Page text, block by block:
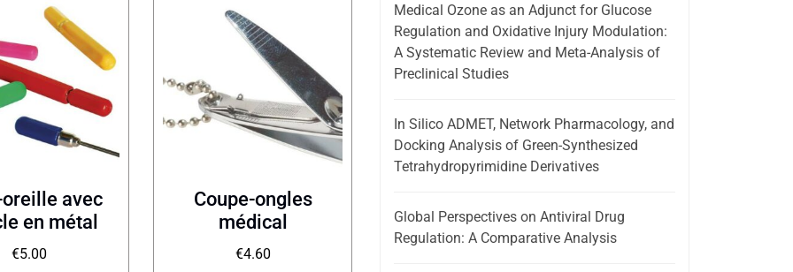
oreille avec
en métal
€5.00
Coupe-ongles
médical
€4.60
Medical Ozone as an Adjunct for Glucose
Regulation and Oxidative Injury Modulation:
A Systematic Review and Meta-Analysis of
Preclinical Studies
In Silico ADMET, Network Pharmacology, and
Docking Analysis of Green-Synthesized
Tetrahydropyrimidine Derivatives
Global Perspectives on Antiviral Drug
Regulation: A Comparative Analysis